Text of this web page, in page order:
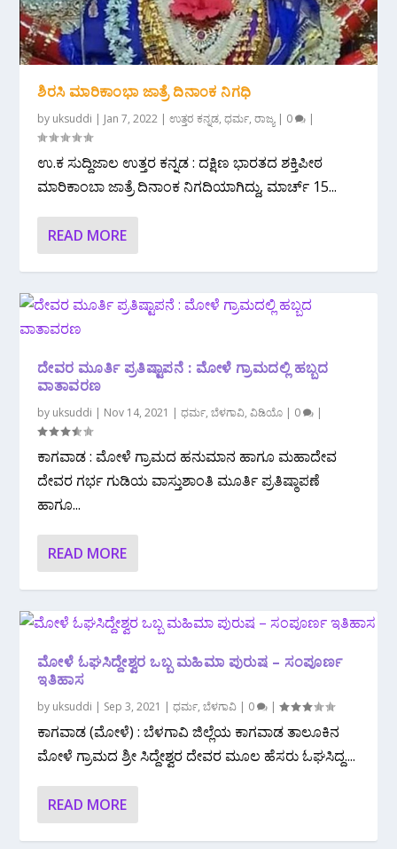
ಶಿರಸಿ ಮಾರಿಕಾಂಭಾ ಜಾತ್ರೆ ದಿನಾಂಕ ನಿಗಧಿ
by uksuddi | Jan 7, 2022 |ಉತ್ತರ ಕನ್ನಡ,ಧರ್ಮ,ರಾಜ್ಯ| 0 |
ಉ.ಕ ಸುದ್ದಿಜಾಲ ಉತ್ತರ ಕನ್ನಡ : ದಕ್ಷಿಣ ಭಾರತದ ಶಕ್ತಿಪೀಠ
ಮಾರಿಕಾಂಬಾ ಜಾತ್ರೆ ದಿನಾಂಕ ನಿಗದಿಯಾಗಿದ್ದು, ಮಾರ್ಚ್ 15...
READ MORE
ದೇವರ ಮೂರ್ತಿ ಪ್ರತಿಷ್ಟಾಪನೆ : ಮೋಳೆ ಗ್ರಾಮದಲ್ಲಿ ಹಬ್ಬದ
ವಾತಾವರಣ
by uksuddi | Nov 14, 2021 |ಧರ್ಮ,ಬೆಳಗಾವಿ,ವಿಡಿಯೊ | 0 |
ಕಾಗವಾಡ : ಮೋಳೆ ಗ್ರಾಮದ ಹನುಮಾನ ಹಾಗೂ ಮಹಾದೇವ
ದೇವರ ಗರ್ಭ ಗುಡಿಯ ವಾಸ್ತುಶಾಂತಿ ಮೂರ್ತಿ ಪ್ರತಿಷ್ಠಾಪಣೆ
ಹಾಗೂ...
READ MORE
ಮೋಳೆ ಓಘಸಿದ್ದೇಶ್ವರ ಒಬ್ಬ ಮಹಿಮಾ ಪುರುಷ – ಸಂಪೂರ್ಣ
ಇತಿಹಾಸ
by uksuddi | Sep 3, 2021 |ಧರ್ಮ,ಬೆಳಗಾವಿ | 0 |
ಕಾಗವಾಡ (ಮೋಳೆ) : ಬೆಳಗಾವಿ ಜಿಲ್ಲೆಯ ಕಾಗವಾಡ ತಾಲೂಕಿನ
ಮೋಳೆ ಗ್ರಾಮದ ಶ್ರೀ ಸಿದ್ದೇಶ್ವರ ದೇವರ ಮೂಲ ಹೆಸರು ಓಘಸಿದ್ದ....
READ MORE